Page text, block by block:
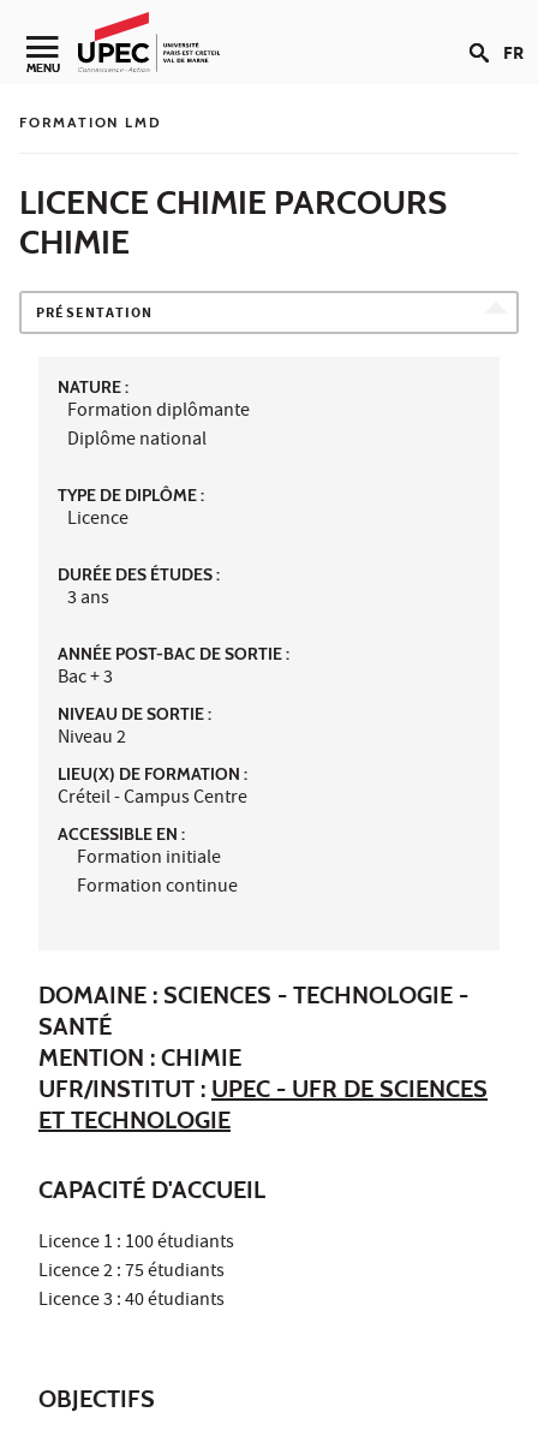
Aller au contenu
Navigation secondaire
MENU FR
FORMATION LMD
LICENCE CHIMIE PARCOURS
CHIMIE
PRÉSENTATION
NATURE :
Formation diplômante
Diplôme national
TYPE DE DIPLÔME :
Licence
DURÉE DES ÉTUDES :
3 ans
ANNÉE POST-BAC DE SORTIE :
Bac + 3
NIVEAU DE SORTIE :
Niveau 2
LIEU(X) DE FORMATION :
Créteil - Campus Centre
ACCESSIBLE EN :
Formation initiale
Formation continue
DOMAINE : SCIENCES - TECHNOLOGIE -
SANTÉ
MENTION : CHIMIE
UFR/INSTITUT : UPEC - UFR DE SCIENCES
ET TECHNOLOGIE
CAPACITÉ D'ACCUEIL
Licence 1 : 100 étudiants
Licence 2 : 75 étudiants
Licence 3 : 40 étudiants
OBJECTIFS